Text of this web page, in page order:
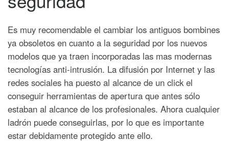
Es muy recomendable el cambiar los antiguos bombines
ya obsoletos en cuanto a la seguridad por los nuevos
modelos que ya traen incorporadas las mas modernas
tecnologías anti-intrusión. La difusión por Internet y las
redes sociales ha puesto al alcance de un click el
conseguir herramientas de apertura que antes sólo
estaban al alcance de los profesionales. Ahora cualquier
ladrón puede conseguirlas, por lo que es importante
estar debidamente protegido ante ello.